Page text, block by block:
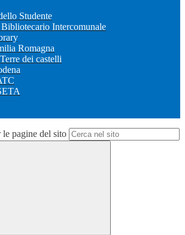
Studente
Bibliotecario Intercomunale
Romagna
dei castelli
pagine del sito